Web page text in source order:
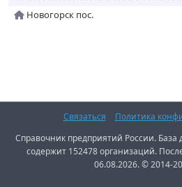
Новогорск пос.
Связаться
Политика
Справочник предприятий России. База
содержит 152478 организаций.
06.08.2026. © 2014-